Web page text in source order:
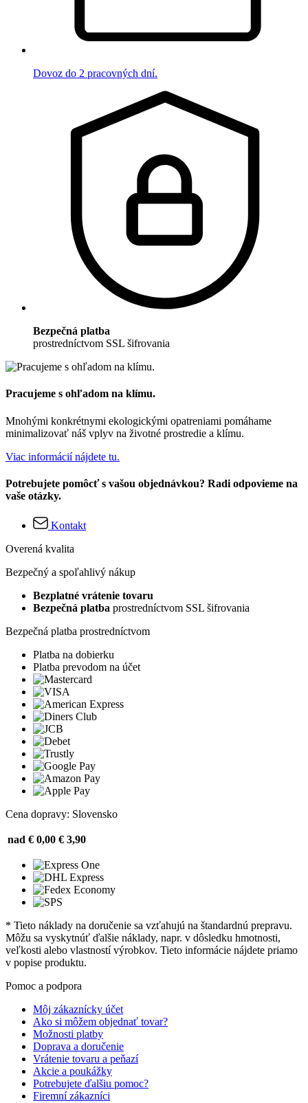
Dovoz do 2 pracovných dní.
Bezpečná platba
prostredníctvom SSL šifrovania
Pracujeme s ohľadom na klímu.
Mnohými konkrétnymi ekologickými opatreniami pomáhame
minimalizovať náš vplyv na životné prostredie a klímu.
Viac informácií nájdete tu.
Potrebujete pomôcť s vašou objednávkou? Radi odpovieme na
vaše otázky.
Kontakt
Overená kvalita
Bezpečný a spoľahlivý nákup
Bezplatné vrátenie tovaru
Bezpečná platba prostredníctvom SSL šifrovania
Bezpečná platba prostredníctvom
Platba na dobierku
Platba prevodom na účet
Cena dopravy: Slovensko
nad € 0,00 € 3,90
* Tieto náklady na doručenie sa vzťahujú na štandardnú prepravu.
Môžu sa vyskytnúť ďalšie náklady, napr. v dôsledku hmotnosti,
veľkosti alebo vlastností výrobkov. Tieto informácie nájdete priamo
v popise produktu.
Pomoc a podpora
Môj zákaznícky účet
Ako si môžem objednať tovar?
Možnosti platby
Doprava a doručenie
Vrátenie tovaru a peňazí
Akcie a poukážky
Potrebujete ďalšiu pomoc?
Firemní zákazníci